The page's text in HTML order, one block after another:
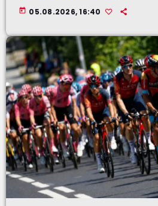
today 05.08.2026, 16:40